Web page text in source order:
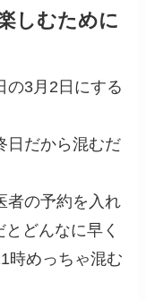
しむために
の3月2日にする
日だから混むだ
者の予約を入れ
どんなに早く
時めっちゃ混む